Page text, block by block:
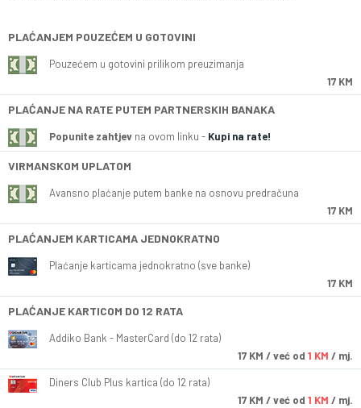
PLAĆANJEM POUZEĆEM U GOTOVINI
Pouzećem u gotovini prilikom preuzimanja
17 KM
PLAĆANJE NA RATE PUTEM PARTNERSKIH BANAKA
Popunite zahtjev na ovom linku - Kupi na rate!
VIRMANSKOM UPLATOM
Avansno plaćanje putem banke na osnovu predračuna
17 KM
PLAĆANJEM KARTICAMA JEDNOKRATNO
Plaćanje karticama jednokratno (sve banke)
17 KM
PLAĆANJE KARTICOM DO 12 RATA
Addiko Bank - MasterCard (do 12 rata)
17 KM / već od 1 KM / mj.
Diners Club Plus kartica (do 12 rata)
17 KM / već od 1 KM / mj.